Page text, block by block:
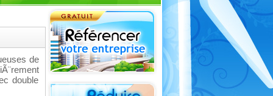
de
double